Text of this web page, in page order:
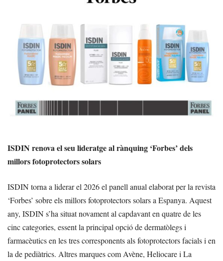
ISDIN renova el seu lideratge al rànquing ‘Forbes’ dels
millors fotoprotectors solars
ISDIN torna a liderar el 2026 el panell anual elaborat per la revista
‘Forbes’ sobre els millors fotoprotectors solars a Espanya. Aquest
any, ISDIN s’ha situat novament al capdavant en quatre de les
cinc categories, essent la principal opció de dermatòlegs i
farmacèutics en les tres corresponents als fotoprotectors facials i en
la de pediàtrics. Altres marques com Avène, Heliocare i La